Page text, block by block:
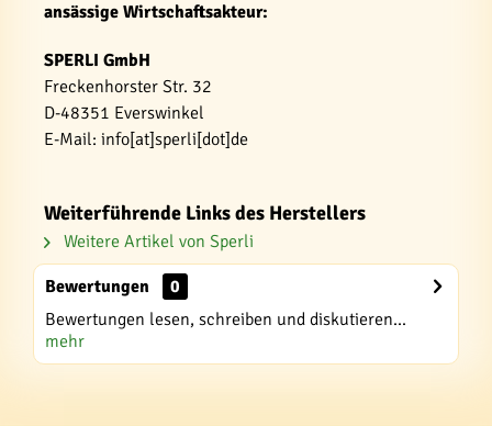
ansässige Wirtschaftsakteur:
SPERLI GmbH
Freckenhorster Str. 32
D-48351 Everswinkel
E-Mail: info[at]sperli[dot]de
Weiterführende Links des Herstellers
Weitere Artikel von Sperli
Bewertungen
0
Bewertungen lesen, schreiben und diskutieren...
mehr